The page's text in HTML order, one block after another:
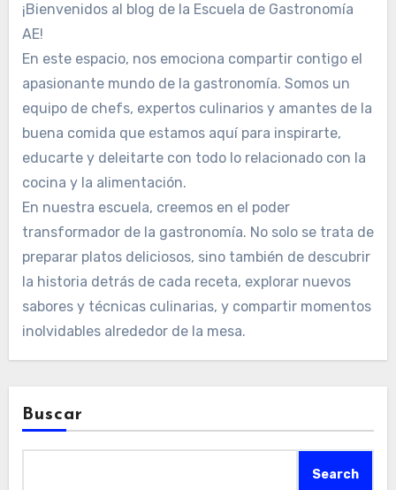
¡Bienvenidos al blog de la Escuela de Gastronomía
AE!
En este espacio, nos emociona compartir contigo el
apasionante mundo de la gastronomía. Somos un
equipo de chefs, expertos culinarios y amantes de la
buena comida que estamos aquí para inspirarte,
educarte y deleitarte con todo lo relacionado con la
cocina y la alimentación.
En nuestra escuela, creemos en el poder
transformador de la gastronomía. No solo se trata de
preparar platos deliciosos, sino también de descubrir
la historia detrás de cada receta, explorar nuevos
sabores y técnicas culinarias, y compartir momentos
inolvidables alrededor de la mesa.
Buscar
Search